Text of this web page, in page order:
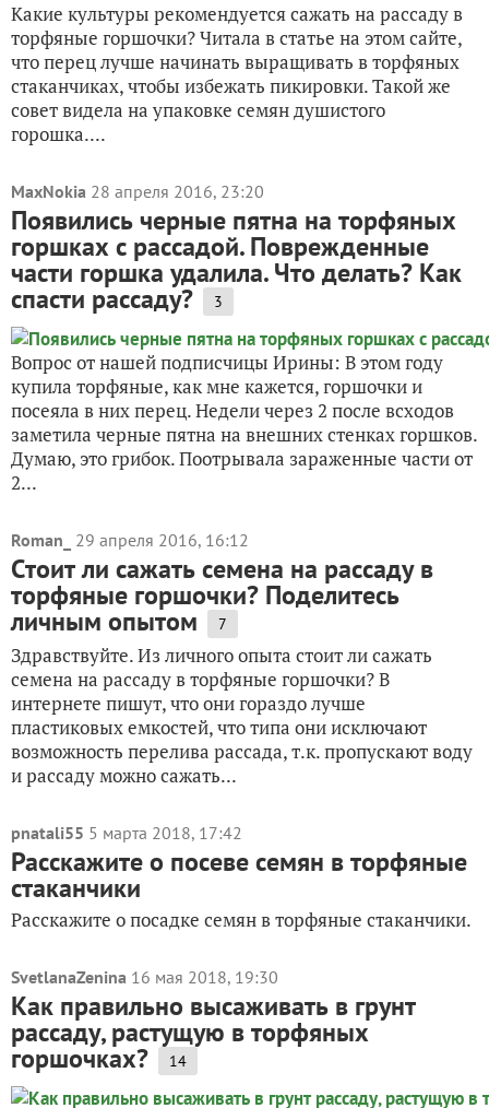
Какие культуры рекомендуется сажать на рассаду в
торфяные горшочки? Читала в статье на этом сайте,
что перец лучше начинать выращивать в торфяных
стаканчиках, чтобы избежать пикировки. Такой же
совет видела на упаковке семян душистого
горошка....
MaxNokia 28 апреля 2016, 23:20
Появились черные пятна на торфяных
горшках с рассадой. Поврежденные
части горшка удалила. Что делать? Как
спасти рассаду? 3
Вопрос от нашей подписчицы Ирины: В этом году
купила торфяные, как мне кажется, горшочки и
посеяла в них перец. Недели через 2 после всходов
заметила черные пятна на внешних стенках горшков.
Думаю, это грибок. Поотрывала зараженные части от
2...
Roman_ 29 апреля 2016, 16:12
Cтоит ли сажать семена на рассаду в
торфяные горшочки? Поделитесь
личным опытом 7
Здравствуйте. Из личного опыта стоит ли сажать
семена на рассаду в торфяные горшочки? В
интернете пишут, что они гораздо лучше
пластиковых емкостей, что типа они исключают
возможность перелива рассада, т.к. пропускают воду
и рассаду можно сажать...
pnatali55 5 марта 2018, 17:42
Расскажите о посеве семян в торфяные
стаканчики
Расскажите о посадке семян в торфяные стаканчики.
SvetlanaZenina 16 мая 2018, 19:30
Как правильно высаживать в грунт
рассаду, растущую в торфяных
горшочках? 14